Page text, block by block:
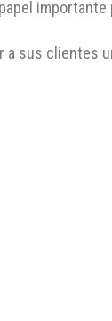
a sus clientes